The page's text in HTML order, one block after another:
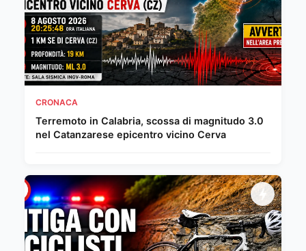
CRONACA
Terremoto in Calabria, scossa di magnitudo 3.0
nel Catanzarese epicentro vicino Cerva